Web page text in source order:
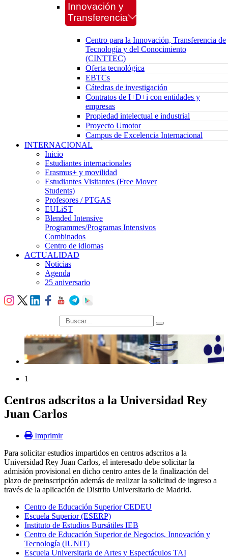
Innovación y
Transferencia
Centro para la Innovación, Transferencia de
Tecnología y del Conocimiento
(CINTTEC)
Oferta tecnológica
EBTCs
Cátedras de investigación
Contratos de I+D+i con entidades y
empresas
Propiedad intelectual e industrial
Proyecto Umotor
Campus de Excelencia Internacional
INTERNACIONAL
Inicio
Estudiantes internacionales
Erasmus+ y movilidad
Estudiantes Visitantes (Free Mover
Students)
Profesores / PTGAS
EULiST
Blended Intensive
Programmes/Programas Intensivos
Combinados
Centro de idiomas
ACTUALIDAD
Noticias
Agenda
25 aniversario
búsqueda
1
Centros adscritos a la Universidad Rey
Juan Carlos
Imprimir
Para solicitar estudios impartidos en centros adscritos a la
Universidad Rey Juan Carlos, el interesado debe solicitar la
admisión provisional en dicho centro antes de la finalización del
plazo de preinscripción además de realizar la solicitud de ingreso a
través de la aplicación de Distrito Universitario de Madrid.
Centro de Educación Superior CEDEU
Escuela Superior (ESERP)
Instituto de Estudios Bursátiles IEB
Centro de Educación Superior de Negocios, Innovación y
Tecnología (IUNIT)
Escuela Universitaria de Artes y Espectáculos TAI